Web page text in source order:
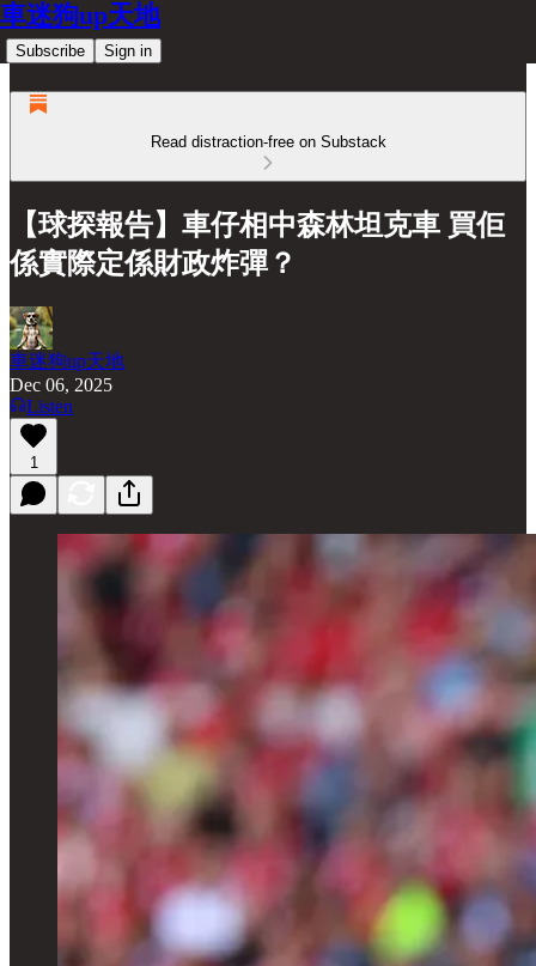
車迷狗up天地
Subscribe Sign in
Read distraction-free on Substack
【球探報告】車仔相中森林坦克車 買佢
係實際定係財政炸彈？
車迷狗up天地
Dec 06, 2025
Listen
1